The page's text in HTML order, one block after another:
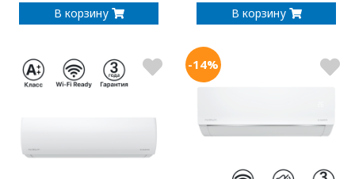
В корзину В корзину
-14%